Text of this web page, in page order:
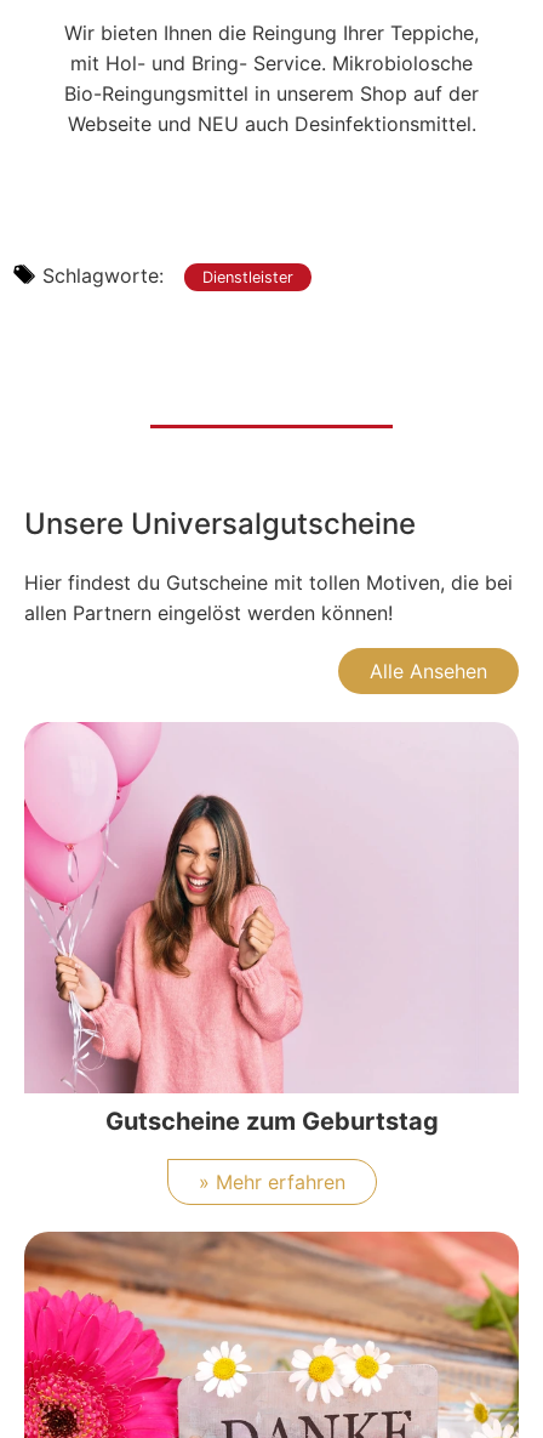
Wir bieten Ihnen die Reingung Ihrer Teppiche,
mit Hol- und Bring- Service. Mikrobiolosche
Bio-Reingungsmittel in unserem Shop auf der
Webseite und NEU auch Desinfektionsmittel.
Schlagworte: Dienstleister
Unsere Universalgutscheine
Hier findest du Gutscheine mit tollen Motiven, die bei
allen Partnern eingelöst werden können!
Alle Ansehen
Gutscheine zum Geburtstag
» Mehr erfahren